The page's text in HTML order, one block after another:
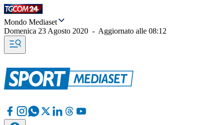
Mondo Mediaset
Domenica 23 Agosto 2020 - Aggiornato alle 08:12